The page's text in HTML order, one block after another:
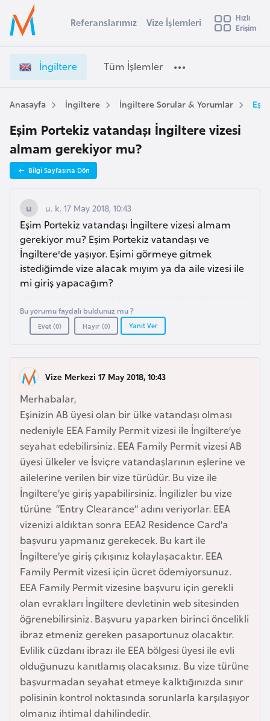
Ülke Seçimi
Başvuru yapmak istediğiniz ülkeyi seçin
Üye
Girişi
n
i
l
r
e
V
i
z
e
ş
e
m
l
e
r
i
e
t
Referanslarımız Vize İşlemleri
Hızlı
Erişim
İngiltere Tüm İşlemler
Anasayfa İngiltere İngiltere Sorular & Yorumlar
Eşim Portekiz vatandaşı İngiltere vizesi
almam gerekiyor mu?
Bilgi Sayfasına Dön
u. k. 17 May 2018, 10:43
Eşim Portekiz vatandaşı İngiltere vizesi almam
gerekiyor mu? Eşim Portekiz vatandaşı ve
İngiltere'de yaşıyor. Eşimi görmeye gitmek
istediğimde vize alacak mıyım ya da aile vizesi ile
mi giriş yapacağım?
Bu yorumu faydalı buldunuz mu ?
Evet (0) Hayır (0) Yanıt Ver
Vize Merkezi 17 May 2018, 10:43
Merhabalar,
Eşinizin AB üyesi olan bir ülke vatandaşı olması
nedeniyle EEA Family Permit vizesi ile İngiltere’ye
seyahat edebilirsiniz. EEA Family Permit vizesi AB
üyesi ülkeler ve İsviçre vatandaşlarının eşlerine ve
ailelerine verilen bir vize türüdür. Bu vize ile
İngiltere’ye giriş yapabilirsiniz. İngilizler bu vize
türüne “Entry Clearance” adını veriyorlar. EEA
vizenizi aldıktan sonra EEA2 Residence Card’a
başvuru yapmanız gerekecek. Bu kart ile
İngiltere’ye giriş çıkışınız kolaylaşacaktır. EEA
Family Permit vizesi için ücret ödemiyorsunuz.
EEA Family Permit vizesine başvuru için gerekli
olan evrakları İngiltere devletinin web sitesinden
öğrenebilirsiniz. Başvuru yaparken birinci öncelikli
ibraz etmeniz gereken pasaportunuz olacaktır.
Evlilik cüzdanı ibrazı ile EEA bölgesi üyesi ile evli
olduğunuzu kanıtlamış olacaksınız. Bu vize türüne
başvurmadan seyahat etmeye kalktığınızda sınır
polisinin kontrol noktasında sorunlarla karşılaşıyor
olmanız ihtimal dahilindedir.
s
t
r
a
A
v
u
s
t
u
r
y
a
A
e
r
b
a
y
c
a
n
B
a
h
r
e
y
n
B
a
n
g
l
a
d